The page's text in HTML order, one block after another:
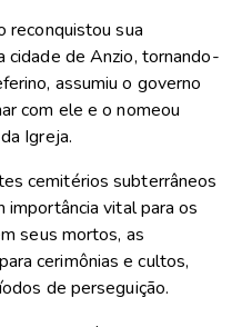
reconquistou sua
de Anzio, tornando-
assumiu o governo
com ele e o nomeou
Igreja.
cemitérios subterrâneos
importância vital para os
seus mortos, as
cerimônias e cultos,
de perseguição.